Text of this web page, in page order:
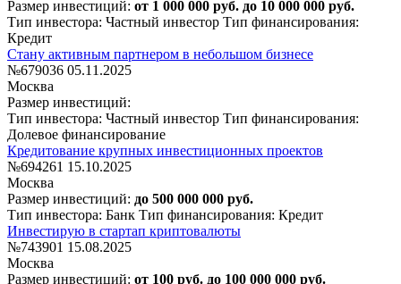
Размер инвестиций: от 1 000 000 руб. до 10 000 000 руб.
Тип инвестора: Частный инвестор Тип финансирования:
Кредит
Стану активным партнером в небольшом бизнесе
№679036 05.11.2025
Москва
Размер инвестиций:
Тип инвестора: Частный инвестор Тип финансирования:
Долевое финансирование
Кредитование крупных инвестиционных проектов
№694261 15.10.2025
Москва
Размер инвестиций: до 500 000 000 руб.
Тип инвестора: Банк Тип финансирования: Кредит
Инвестирую в стартап криптовалюты
№743901 15.08.2025
Москва
Размер инвестиций: от 100 руб. до 100 000 000 руб.